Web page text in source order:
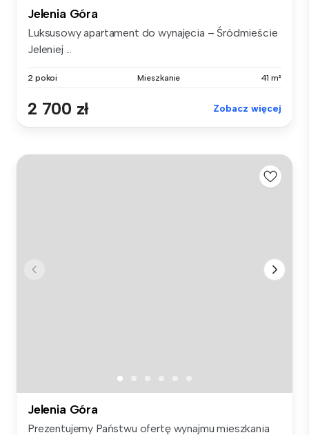
Jelenia Góra
Luksusowy apartament do wynajęcia – Śródmieście
Jeleniej ...
2 pokoi Mieszkanie 41 m²
2 700 zł Zobacz więcej
Jelenia Góra
Prezentujemy Państwu ofertę wynajmu mieszkania